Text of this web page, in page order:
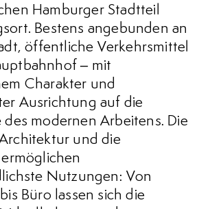
Hamburger Stadtteil
Bestens angebunden an
öffentliche Verkehrsmittel
– mit
Charakter und
Ausrichtung auf die
des modernen Arbeitens. Die
und die
Nutzungen: Von
Büro lassen sich die